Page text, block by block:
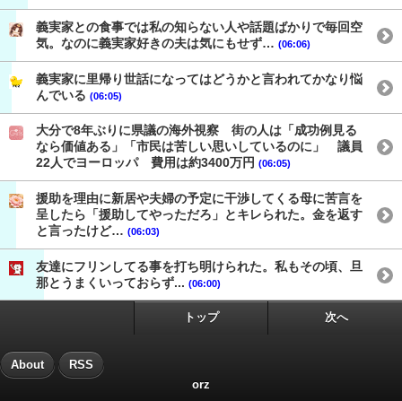
義実家との食事では私の知らない人や話題ばかりで毎回空
気。なのに義実家好きの夫は気にもせず… (06:06)
義実家に里帰り世話になってはどうかと言われてかなり悩
んでいる (06:05)
大分で8年ぶりに県議の海外視察 街の人は「成功例見る
なら価値ある」「市民は苦しい思いしているのに」 議員
22人でヨーロッパ 費用は約3400万円 (06:05)
援助を理由に新居や夫婦の予定に干渉してくる母に苦言を
呈したら「援助してやっただろ」とキレられた。金を返す
と言ったけど… (06:03)
友達にフリンしてる事を打ち明けられた。私もその頃、旦
那とうまくいっておらず... (06:00)
トップ 次へ
About RSS
orz